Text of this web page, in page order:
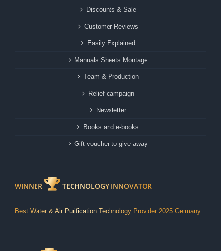
Discounts & Sale
Customer Reviews
Easily Explained
Manuals Sheets Montage
Team & Production
Relief campaign
Newsletter
Books and e-books
Gift voucher to give away
WINNER TECHNOLOGY INNOVATOR
Best Water & Air Purification Technology Provider 2025 Germany